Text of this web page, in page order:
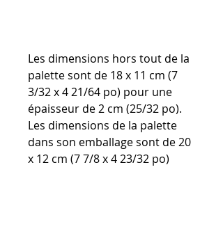
Les dimensions hors tout de la
palette sont de 18 x 11 cm (7
3/32 x 4 21/64 po) pour une
épaisseur de 2 cm (25/32 po).
Les dimensions de la palette
dans son emballage sont de 20
x 12 cm (7 7/8 x 4 23/32 po)